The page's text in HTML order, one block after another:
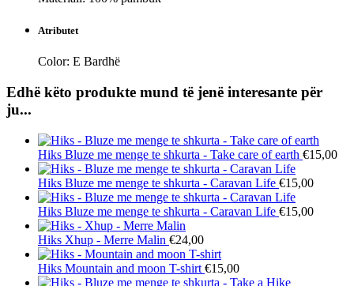
Atributet
Color: E Bardhë
Edhë këto produkte mund të jenë interesante për
ju...
Hiks Bluze me menge te shkurta - Take care of earth €15,00
Hiks Bluze me menge te shkurta - Caravan Life €15,00
Hiks Bluze me menge te shkurta - Caravan Life €15,00
Hiks Xhup - Merre Malin €24,00
Hiks Mountain and moon T-shirt €15,00